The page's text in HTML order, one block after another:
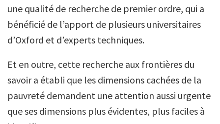
une qualité de recherche de premier ordre, qui a
bénéficié de l’apport de plusieurs universitaires
d’Oxford et d’experts techniques.
Et en outre, cette recherche aux frontières du
savoir a établi que les dimensions cachées de la
pauvreté demandent une attention aussi urgente
que ses dimensions plus évidentes, plus faciles à